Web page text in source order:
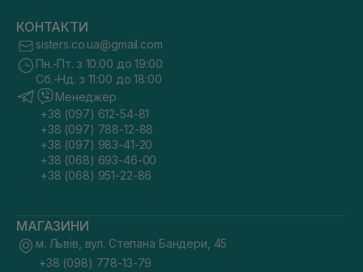
КОНТАКТИ
sisters.co.ua@gmail.com
Пн.-Пт. з 10:00 до 19:00
Сб.-Нд. з 11:00 до 18:00
Менеджер
+38 (097) 612-54-81
+38 (097) 788-12-88
+38 (097) 983-41-20
+38 (068) 693-46-00
+38 (068) 951-22-86
МАГАЗИНИ
м. Львів, вул. Степана Бандери, 45
+38 (098) 778-13-79